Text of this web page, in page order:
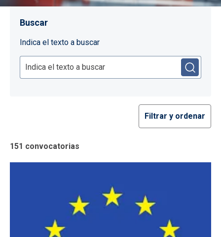
Buscar
Indica el texto a buscar
151 convocatorias
Filtrar y ordenar